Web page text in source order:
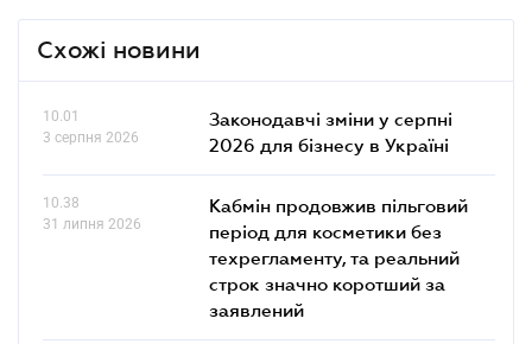
Схожі новини
10.01
3 серпня 2026
Законодавчі зміни у серпні
2026 для бізнесу в Україні
10.38
31 липня 2026
Кабмін продовжив пільговий
період для косметики без
техрегламенту, та реальний
строк значно коротший за
заявлений